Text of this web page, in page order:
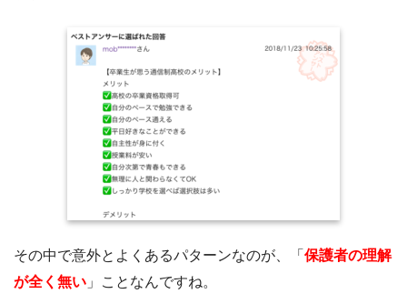
その中で意外とよくあるパターンなのが、「 保護者の理解
が全く無い 」ことなんですね。